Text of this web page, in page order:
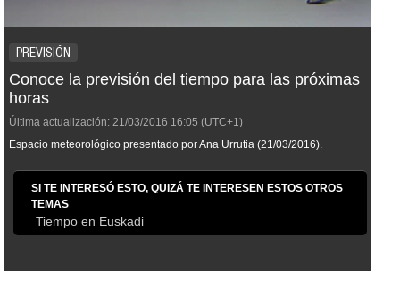
PREVISIÓN
Conoce la previsión del tiempo para las próximas
horas
Última actualización: 21/03/2016 16:05 (UTC+1)
Espacio meteorológico presentado por Ana Urrutia (21/03/2016).
SI TE INTERESÓ ESTO, QUIZÁ TE INTERESEN ESTOS OTROS
TEMAS
Tiempo en Euskadi